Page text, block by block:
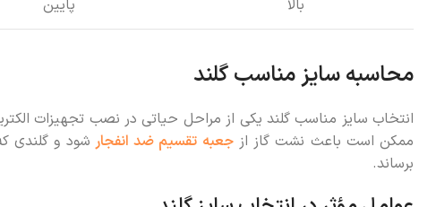
بالا پایین
محاسبه سایز مناسب گلند
انتخاب سایز مناسب گلند یکی از مراحل حیاتی در نصب تجهیزات
ممکن است باعث نشت گاز ازجعبه تقسیم ضد انفجار شود و گلندی
برساند.